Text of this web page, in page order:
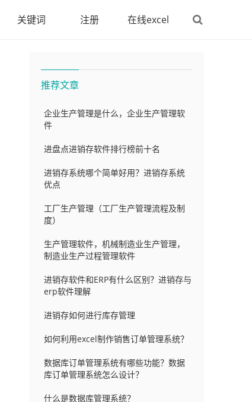
关键词 注册 在线excel
推荐文章
企业生产管理是什么，企业生产管理软
件
进盘点进销存软件排行榜前十名
进销存系统哪个简单好用？进销存系统
优点
工厂生产管理（工厂生产管理流程及制
度）
生产管理软件，机械制造业生产管理，
制造业生产过程管理软件
进销存软件和ERP有什么区别？进销存与
erp软件理解
进销存如何进行库存管理
如何利用excel制作销售订单管理系统？
数据库订单管理系统有哪些功能？数据
库订单管理系统怎么设计？
什么是数据库管理系统？